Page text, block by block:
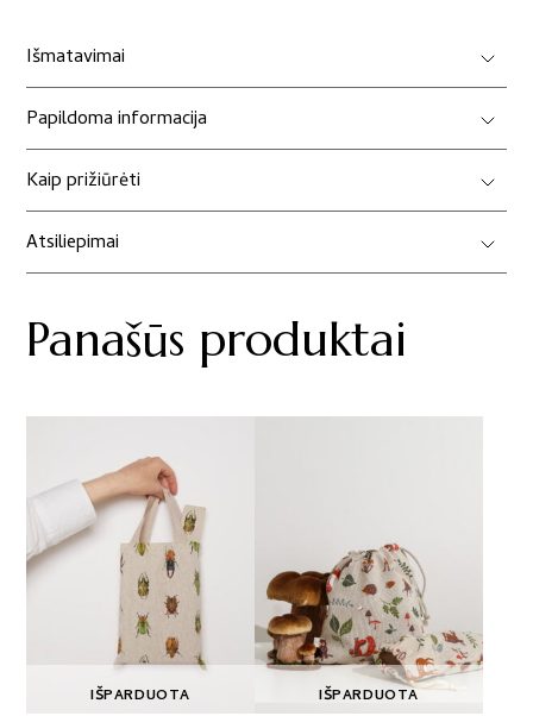
Išmatavimai
Papildoma informacija
Kaip prižiūrėti
Atsiliepimai
Panašūs produktai
IŠPARDUOTA IŠPARDUOTA